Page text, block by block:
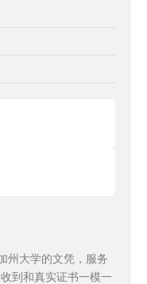
州大学的文凭，服务
到和真实证书一模一